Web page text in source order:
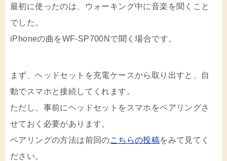
最初に使ったのは、ウォーキング中に音楽を聞くこと
でした。
iPhoneの曲をWF-SP700Nで聞く場合です。
まず、ヘッドセットを充電ケースから取り出すと、自
動でスマホと接続してくれます。
ただし、事前にヘッドセットをスマホをペアリングさ
せておく必要があります。
ペアリングの方法は前回のこちらの投稿をみて見てく
ださい。